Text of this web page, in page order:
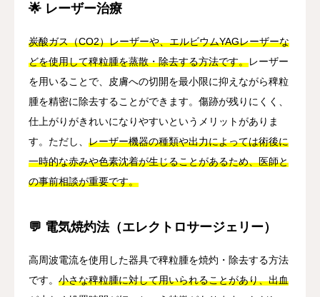
🌟 レーザー治療
炭酸ガス（CO2）レーザーや、エルビウムYAGレーザーな
どを使用して稗粒腫を蒸散・除去する方法です。レーザー
を用いることで、皮膚への切開を最小限に抑えながら稗粒
腫を精密に除去することができます。傷跡が残りにくく、
仕上がりがきれいになりやすいというメリットがありま
す。ただし、 レーザー機器の種類や出力によっては術後に
一時的な赤みや色素沈着が生じることがあるため、医師と
の事前相談が重要です。
💬 電気焼灼法（エレクトロサージェリー）
高周波電流を使用した器具で稗粒腫を焼灼・除去する方法
です。 小さな稗粒腫に対して用いられることがあり、出血